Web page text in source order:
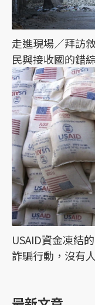
走進現場／拜訪
民與接收國的錯
USAID資金凍結
詐騙行動，沒有